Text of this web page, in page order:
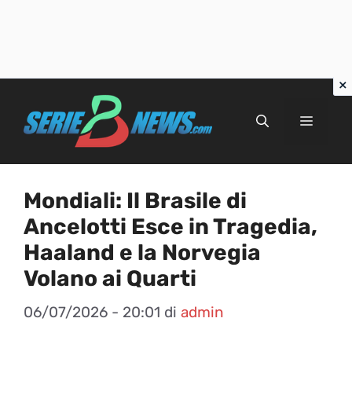
Menu
Mondiali: Il Brasile di
Ancelotti Esce in Tragedia,
Haaland e la Norvegia
Volano ai Quarti
06/07/2026 - 20:01 di admin